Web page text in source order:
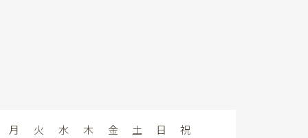
月 火 水 木 金 土 日 祝